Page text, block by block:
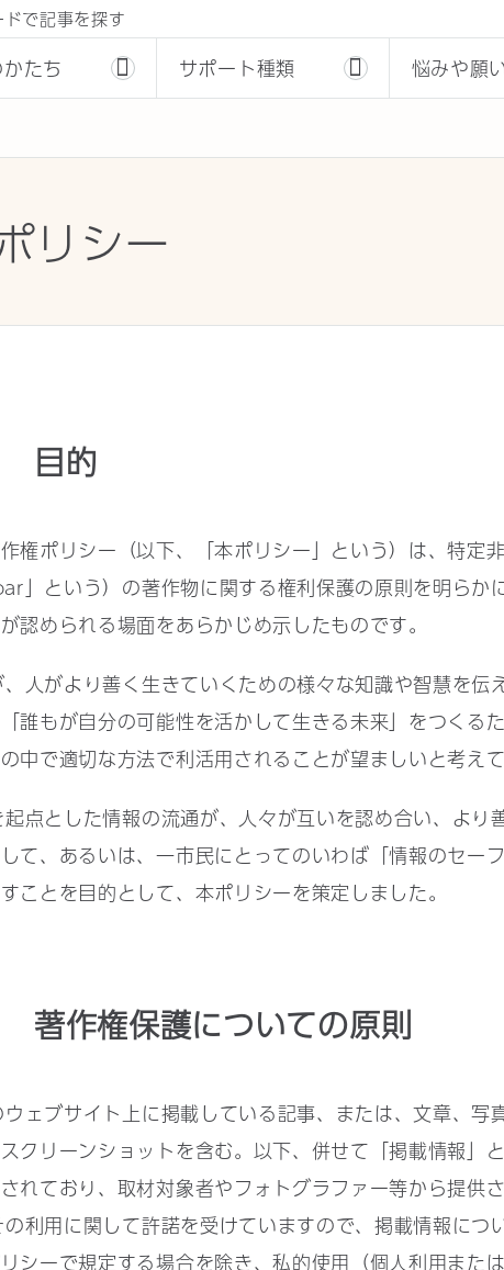
で記事を探す
たち サポート種類 悩みや願
リシー
目的
権ポリシー（以下、「本ポリシー」という）は、特定
」という）の著作物に関する権利保護の原則を明らか
認められる場面をあらかじめ示したものです。
人がより善く生きていくための様々な知識や智慧を伝
誰もが自分の可能性を活かして生きる未来」をつくる
中で適切な方法で利活用されることが望ましいと考えて
点とした情報の流通が、人々が互いを認め合い、より
て、あるいは、一市民にとってのいわば「情報のセー
ことを目的として、本ポリシーを策定しました。
著作権保護についての原則
ェブサイト上に掲載している記事、または、文章、写
クリーンショットを含む。以下、併せて「掲載情報」
れており、取材対象者やフォトグラファー等から提供
利用に関して許諾を受けていますので、掲載情報につ
シーで規定する場合を除き、私的使用（個人利用また